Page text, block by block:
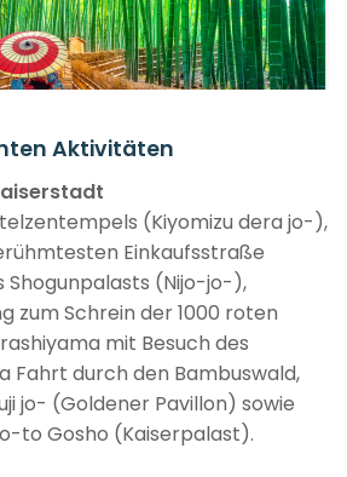
Aktivitäten
(Kiyomizu dera jo-),
Einkaufsstraße
Shogunpalasts (Nijo-jo-),
zum Schrein der 1000 roten
mit Besuch des
Fahrt durch den Bambuswald,
jo- (Goldener Pavillon) sowie
to Gosho (Kaiserpalast).